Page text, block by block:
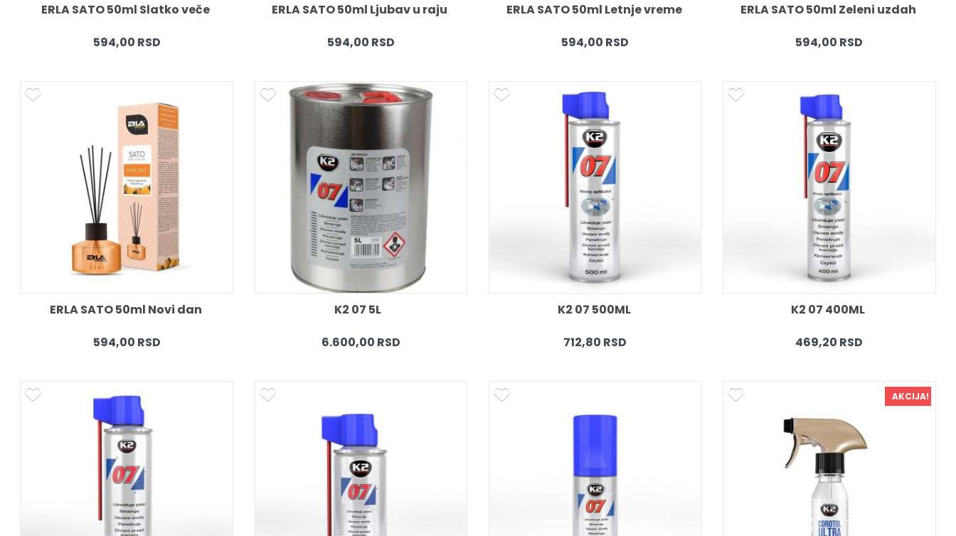
ERLA SATO 50ml Slatko veče
594,00 RSD
ERLA SATO 50ml Ljubav u raju
594,00 RSD
ERLA SATO 50ml Letnje vreme
594,00 RSD
ERLA SATO 50ml Zeleni uzdah
594,00 RSD
ERLA SATO 50ml Novi dan
594,00 RSD
K2 07 5L
6.600,00 RSD
K2 07 500ML
712,80 RSD
K2 07 400ML
469,20 RSD
AKCIJA!